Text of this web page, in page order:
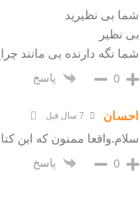
شما بی نظیرید
بی نظیر
شما نگه دارنده بی مانند
0 پاسخ
احسان 7 سال قبل
سلام.واقعا ممنون که این
0 پاسخ